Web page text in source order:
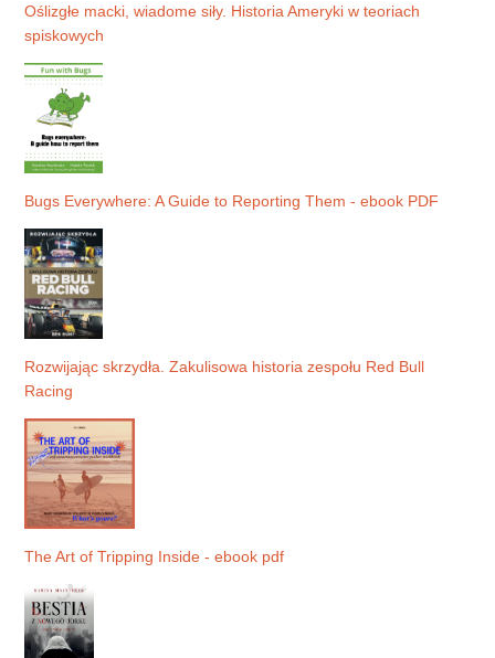
Oślizgłe macki, wiadome siły. Historia Ameryki w teoriach
spiskowych
Bugs Everywhere: A Guide to Reporting Them - ebook PDF
Rozwijając skrzydła. Zakulisowa historia zespołu Red Bull
Racing
The Art of Tripping Inside - ebook pdf